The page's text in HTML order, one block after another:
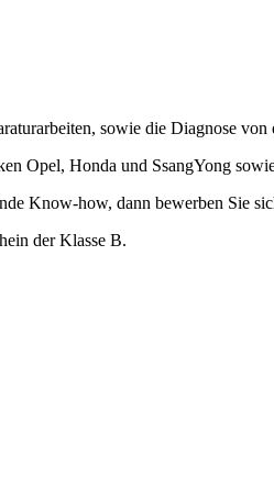
sowie die Diagnose von
Opel, Honda und SsangYong
Know-how, dann bewerben Sie
der Klasse B.